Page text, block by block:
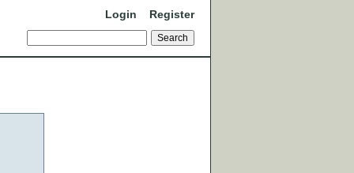
Login Register